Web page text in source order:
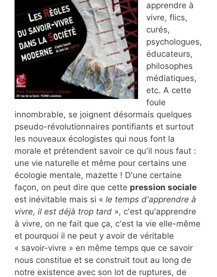
apprendre à
vivre, flics,
curés,
psychologues,
éducateurs,
philosophes
médiatiques,
etc. A cette
foule
innombrable, se joignent désormais quelques
pseudo-révolutionnaires pontifiants et surtout
les nouveaux écologistes qui nous font la
morale et prétendent savoir ce qu'il nous faut :
une vie naturelle et même pour certains une
écologie mentale, mazette ! D'une certaine
façon, on peut dire que cette pression sociale
est inévitable mais si « le temps d'apprendre à
vivre, il est déjà trop tard », c'est qu'apprendre
à vivre, on ne fait que ça, c'est la vie elle-même
et pourquoi il ne peut y avoir de véritable
« savoir-vivre » en même temps que ce savoir
nous constitue et se construit tout au long de
notre existence avec son lot de ruptures, de